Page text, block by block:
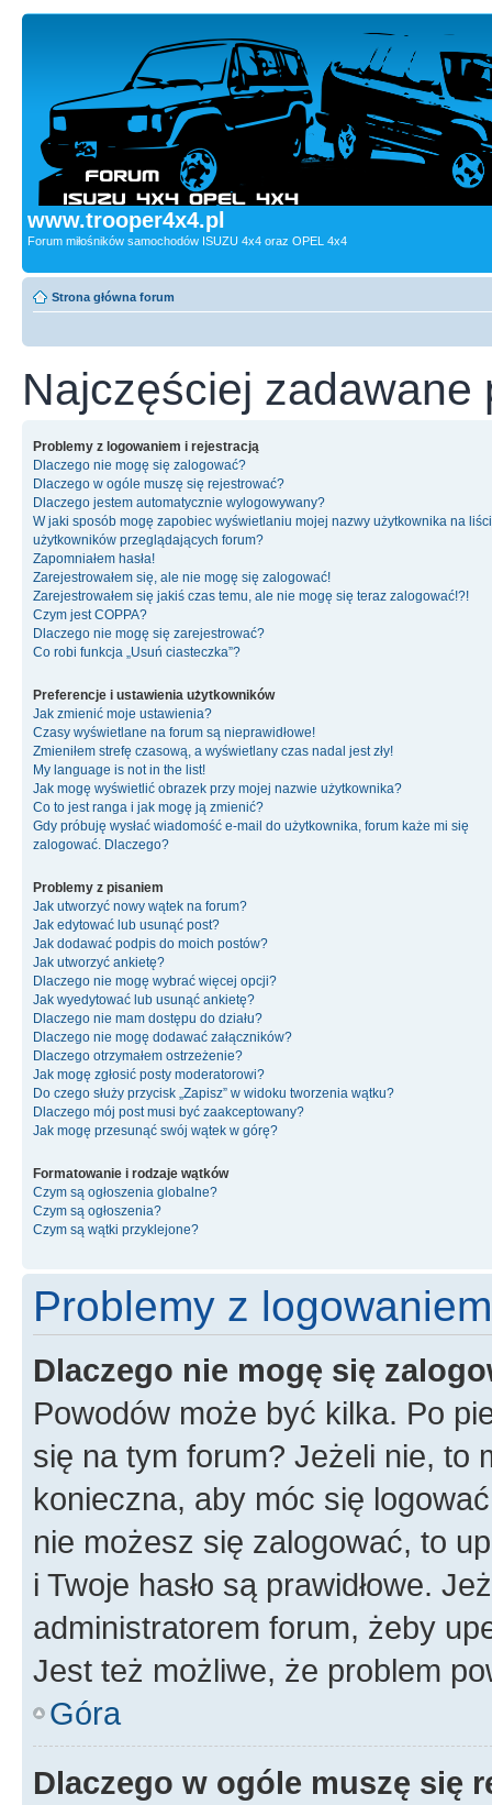
www.trooper4x4.pl
Forum miłośników samochodów ISUZU 4x4 oraz OPEL 4x4
Strona główna forum
Najczęściej zadawane
Problemy z logowaniem i rejestracją
Dlaczego nie mogę się zalogować?
Dlaczego w ogóle muszę się rejestrować?
Dlaczego jestem automatycznie wylogowywany?
W jaki sposób mogę zapobiec wyświetlaniu mojej nazwy użytkownika na
użytkowników przeglądających forum?
Zapomniałem hasła!
Zarejestrowałem się, ale nie mogę się zalogować!
Zarejestrowałem się jakiś czas temu, ale nie mogę się teraz zalogować!?!
Czym jest COPPA?
Dlaczego nie mogę się zarejestrować?
Co robi funkcja „Usuń ciasteczka”?
Preferencje i ustawienia użytkowników
Jak zmienić moje ustawienia?
Czasy wyświetlane na forum są nieprawidłowe!
Zmieniłem strefę czasową, a wyświetlany czas nadal jest zły!
My language is not in the list!
Jak mogę wyświetlić obrazek przy mojej nazwie użytkownika?
Co to jest ranga i jak mogę ją zmienić?
Gdy próbuję wysłać wiadomość e-mail do użytkownika, forum każe mi się
zalogować. Dlaczego?
Problemy z pisaniem
Jak utworzyć nowy wątek na forum?
Jak edytować lub usunąć post?
Jak dodawać podpis do moich postów?
Jak utworzyć ankietę?
Dlaczego nie mogę wybrać więcej opcji?
Jak wyedytować lub usunąć ankietę?
Dlaczego nie mam dostępu do działu?
Dlaczego nie mogę dodawać załączników?
Dlaczego otrzymałem ostrzeżenie?
Jak mogę zgłosić posty moderatorowi?
Do czego służy przycisk „Zapisz” w widoku tworzenia wątku?
Dlaczego mój post musi być zaakceptowany?
Jak mogę przesunąć swój wątek w górę?
Formatowanie i rodzaje wątków
Czym są ogłoszenia globalne?
Czym są ogłoszenia?
Czym są wątki przyklejone?
Problemy z
Dlaczego nie mogę się
Powodów może być kilka. Po
się na tym forum? Jeżeli nie, to
konieczna, aby móc się
nie możesz się zalogować, to
i Twoje hasło są prawidłowe.
administratorem forum, żeby
Jest też możliwe, że problem
Góra
Dlaczego w ogóle muszę się